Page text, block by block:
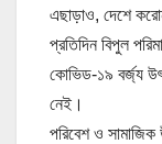
এছাড়াও, দেশে
প্রতিদিন বিপুল
কোভিড-১৯ বর্জ্য
নেই।
পরিবেশ ও